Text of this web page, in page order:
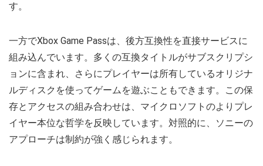
す。
一方でXbox Game Passは、後方互換性を直接サービスに
組み込んでいます。多くの互換タイトルがサブスクリプシ
ョンに含まれ、さらにプレイヤーは所有しているオリジナ
ルディスクを使ってゲームを遊ぶこともできます。この保
存とアクセスの組み合わせは、マイクロソフトのよりプレ
イヤー本位な哲学を反映しています。対照的に、ソニーの
アプローチは制約が強く感じられます。